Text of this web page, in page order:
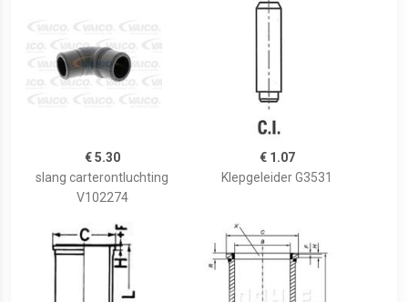
€ 5.30
slang carterontluchting
V102274
€ 1.07
Klepgeleider G3531